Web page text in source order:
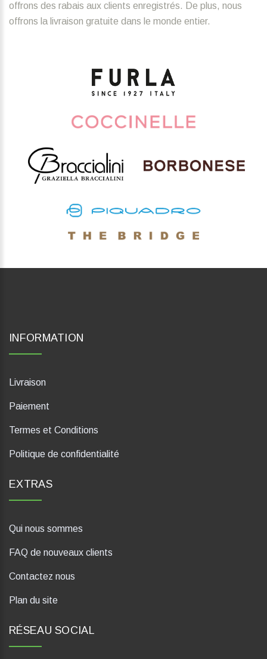
offrons des rabais aux clients enregistrés. De plus, nous
offrons la livraison gratuite dans le monde entier.
INFORMATION
Livraison
Paiement
Termes et Conditions
Politique de confidentialité
EXTRAS
Qui nous sommes
FAQ de nouveaux clients
Contactez nous
Plan du site
RÉSEAU SOCIAL